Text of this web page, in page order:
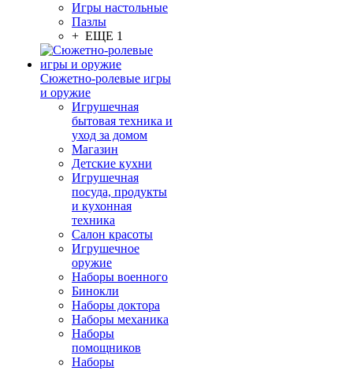
Игры настольные
Пазлы
+ ЕЩЕ 1
Сюжетно-ролевые игры
и оружие
Игрушечная
бытовая техника и
уход за домом
Магазин
Детские кухни
Игрушечная
посуда, продукты
и кухонная
техника
Салон красоты
Игрушечное
оружие
Наборы военного
Бинокли
Наборы доктора
Наборы механика
Наборы
помощников
Наборы